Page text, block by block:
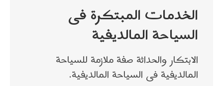
الخدمات المبتكرة فى
السياحة المالديفية
الابتكار والحداثة صفة ملازمة للسياحة
المالديفية فى السياحة المالديفية.